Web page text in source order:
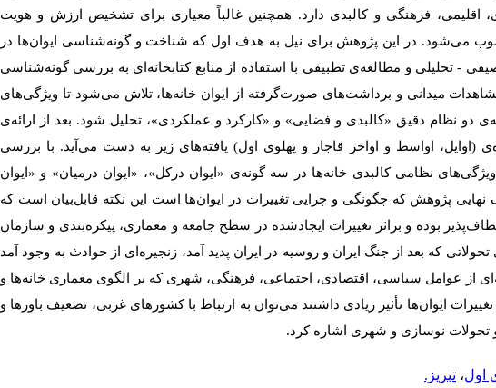
اقلیمی، فرهنگی و کالبدی دارد. همچنین غالباً معیاری برای تشخیص ارزش و هویت
می‌شود. در این پژوهش برای نیل به هدف اول که شناخت و گونه‌شناسی ایوان‌ها در
- تحلیلی و مطالعه‌ی تطبیقی با استفاده از منابع کتابخانه‌ای به بررسی گونه‌شناسی
میدانی و برداشت‌های صورت‌گرفته از ایوان‌ خانه‌ها، تلاش می‌شود تا ویژگی‌های
دو نظام دقیق «کالبدی و فضایی» و «کارکرد و عملکردی»، تحلیل شود. بعد از
ارائه‌ی
(اوایل، اواسط و اواخر قاجار و پهلوی اول) یافته‌های زیر به دست می‌آید. با بررسی
نظامی کالبدی خانه‌ها در سه گونه‌ی «ایوان درکل»، «ایوان‌ درمیان» و «ایوان
نهایی پژوهش که چگونگی و چرایی تغییرات در ایوان‌ها است این نکته قابل‌بیان است که
بوده و براثر تغییرات ایجادشده در سطح جامعه و معماری، پیکره‌بندی و سازمان
تحولاتی که بعد از جنگ ایران و روسیه در ایران پدید آمد، زنجیره‌ای از حوادث به وجود آمد
از عوامل سیاسی، اقتصادی، اجتماعی، فرهنگی، شهری که بر الگوی معماری خانه‌ها و
تغییرات ایوان‌ها تأثیر زیادی داشتند می‌توان به ارتباط با کشورهای غربی، تضعیف باورها و
تحولات نوسازی و شهری اشاره کرد.
اول، تبریز.